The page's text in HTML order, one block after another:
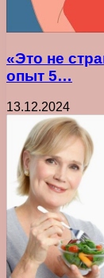
«Это не
опыт 5…
13.12.2024